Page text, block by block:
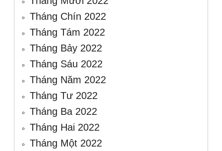
Tháng Chín 2022
Tháng Tám 2022
Tháng Bảy 2022
Tháng Sáu 2022
Tháng Năm 2022
Tháng Tư 2022
Tháng Ba 2022
Tháng Hai 2022
Tháng Một 2022